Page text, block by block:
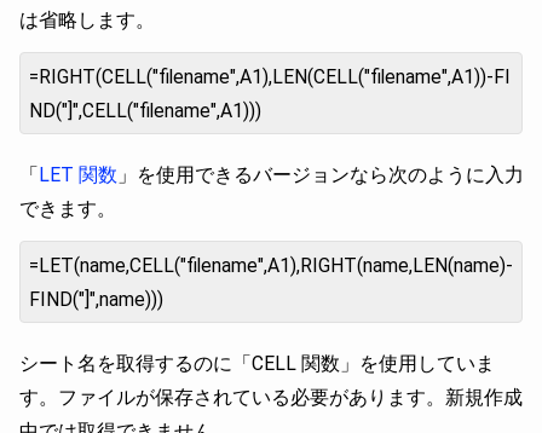
は省略します。
=RIGHT(CELL("filename",A1),LEN(CELL("filename",A1))-FI
ND("]",CELL("filename",A1)))
「LET 関数 」を使用できるバージョンなら次のように入力
できます。
=LET(name,CELL("filename",A1),RIGHT(name,LEN(name)-
FIND("]",name)))
シート名を取得するのに「CELL 関数」を使用していま
す。ファイルが保存されている必要があります。新規作成